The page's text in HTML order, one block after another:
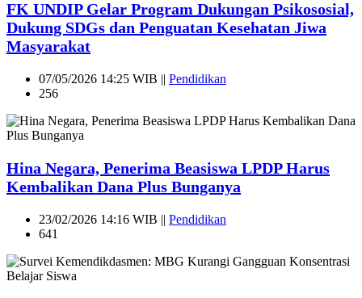
FK UNDIP Gelar Program Dukungan Psikososial,
Dukung SDGs dan Penguatan Kesehatan Jiwa
Masyarakat
07/05/2026 14:25 WIB || Pendidikan
256
Hina Negara, Penerima Beasiswa LPDP Harus
Kembalikan Dana Plus Bunganya
23/02/2026 14:16 WIB || Pendidikan
641